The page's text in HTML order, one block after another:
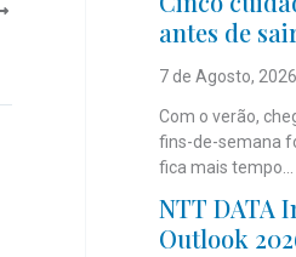
antes de
7 de Agosto, 2026
Com o verão,
fins-de-semana
fica mais tempo...
NTT DATA
Outlook